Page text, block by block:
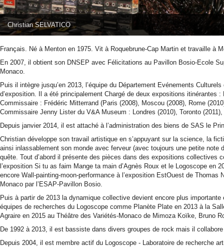
Christian SELVATICO
Français. Né à Menton en 1975. Vit à Roquebrune-Cap Martin et travaille à
En 2007, il obtient son DNSEP avec Félicitations au Pavillon Bosio-Ecole
Monaco.
Puis il intègre jusqu’en 2013, l’équipe du Département Evénements
d’exposition. Il a été principalement Chargé de deux expositions itinérantes
Commissaire : Frédéric Mitterrand (Paris (2008), Moscou (2008), Rome
Commissaire Jenny Lister du V&A Museum : Londres (2010), Toronto
Depuis janvier 2014, il est attaché à l’administration des biens de SAS le
Christian développe son travail artistique en s’appuyant sur la science, la
ainsi inlassablement son monde avec ferveur (avec toujours une petite note
quête. Tout d’abord il présente des pièces dans des expositions collectives
l’exposition Si tu as faim Mange ta main d’Agnès Roux et le Logoscope en
encore Wall-painting-moon-performance à l’exposition EstOuest de Thomas
Monaco par l’ESAP-Pavillon Bosio.
Puis à partir de 2013 la dynamique collective devient encore plus
équipes de recherches du Logoscope comme Planète Plate en 2013 à la
Agraire en 2015 au Théâtre des Variétés-Monaco de Mimoza Koïke, Bruno
De 1992 à 2013, il est bassiste dans divers groupes de rock mais il
Depuis 2004, il est membre actif du Logoscope - Laboratoire de recherche